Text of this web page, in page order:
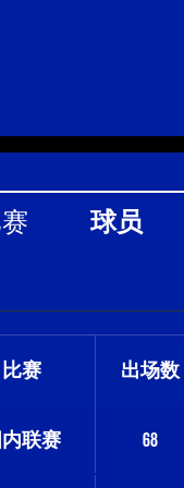
球员
比赛 出场数
联赛 68